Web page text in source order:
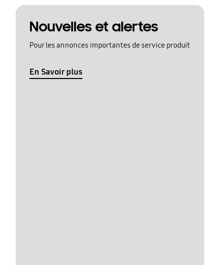
Nouvelles et alertes
Pour les annonces importantes de service produit
En Savoir plus